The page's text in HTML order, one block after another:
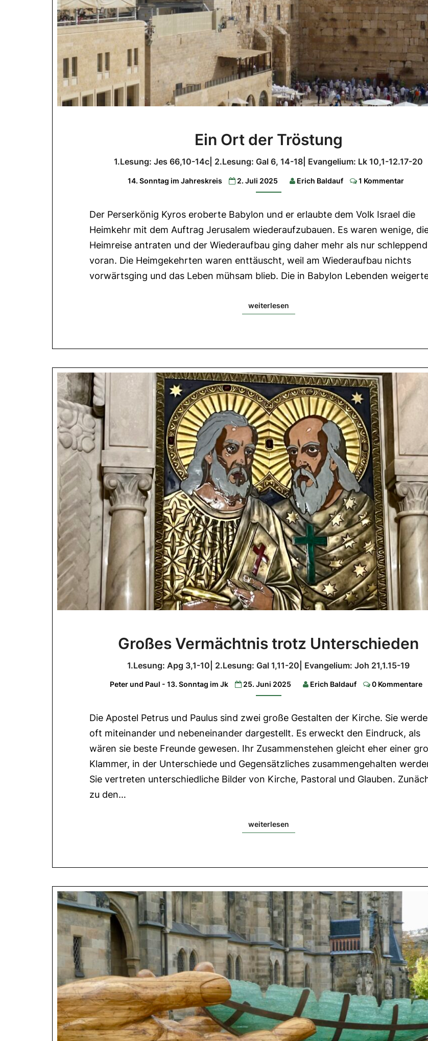
Ort
der
14c|
Gal
14-
Evangelium:
Lk
10,1-
Ein Ort der Tröstung
1.Lesung: Jes 66,10-14c| 2.Lesung: Gal 6, 14-18| Evangelium: Lk 10,1-12.17-20
14. Sonntag im Jahreskreis 2. Juli 2025 Erich Baldauf Comments
1 Kommentar
Der Perserkönig Kyros eroberte Babylon und er erlaubte dem Volk Israel die
Heimkehr mit dem Auftrag Jerusalem wiederaufzubauen. Es waren wenige,
Heimreise antraten und der Wiederaufbau ging daher mehr als nur schleppend
voran. Die Heimgekehrten waren enttäuscht, weil am Wiederaufbau nichts
vorwärtsging und das Leben mühsam blieb. Die in Babylon Lebenden
weiterlesenweiterlesen
Vermächtnis
trotz
10|
Gal
20|
Evangelium:
Joh
21,1.15-
19
Großes Vermächtnis trotz Unterschieden
1.Lesung: Apg 3,1-10| 2.Lesung: Gal 1,11-20| Evangelium: Joh 21,1.15-19
Peter und Paul - 13. Sonntag im Jk 25. Juni 2025 Erich Baldauf Comments
0 Kommentare
Die Apostel Petrus und Paulus sind zwei große Gestalten der Kirche. Sie
oft miteinander und nebeneinander dargestellt. Es erweckt den Eindruck, als
wären sie beste Freunde gewesen. Ihr Zusammenstehen gleicht eher einer
Klammer, in der Unterschiede und Gegensätzliches zusammengehalten
Sie vertreten unterschiedliche Bilder von Kirche, Pastoral und Glauben.
zu den…
weiterlesenweiterlesen